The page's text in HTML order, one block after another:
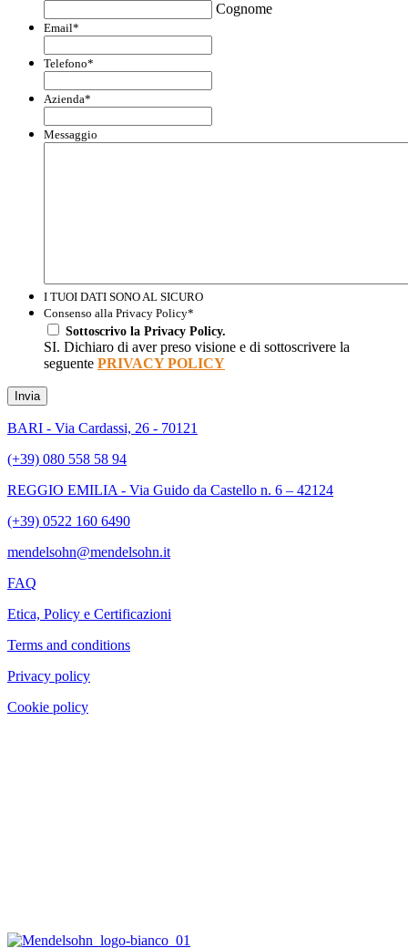
Cognome
Email*
Telefono*
Azienda*
Messaggio
I TUOI DATI SONO AL SICURO
Consenso alla Privacy Policy*
Sottoscrivo la Privacy Policy.
SI. Dichiaro di aver preso visione e di sottoscrivere la
seguente PRIVACY POLICY
Invia
BARI - Via Cardassi, 26 - 70121
(+39) 080 558 58 94
REGGIO EMILIA - Via Guido da Castello n. 6 – 42124
(+39) 0522 160 6490
mendelsohn@mendelsohn.it
FAQ
Etica, Policy e Certificazioni
Terms and conditions
Privacy policy
Cookie policy